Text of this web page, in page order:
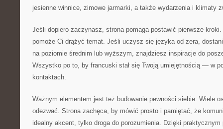
jesienne winnice, zimowe jarmarki, a także wydarzenia i klimaty
Jeśli dopiero zaczynasz, strona pomaga postawić pierwsze
pomoże Ci drążyć temat. Jeśli uczysz się języka od zera,
na poziomie średnim lub wyższym, znajdziesz inspiracje do
Wszystko po to, by francuski stał się Twoją umiejętnością — w
kontaktach.
Ważnym elementem jest też budowanie pewności siebie. Wiele
odezwać. Strona zachęca, by mówić prosto i pamiętać, że
idealny akcent, tylko droga do porozumienia. Dzięki praktycznym